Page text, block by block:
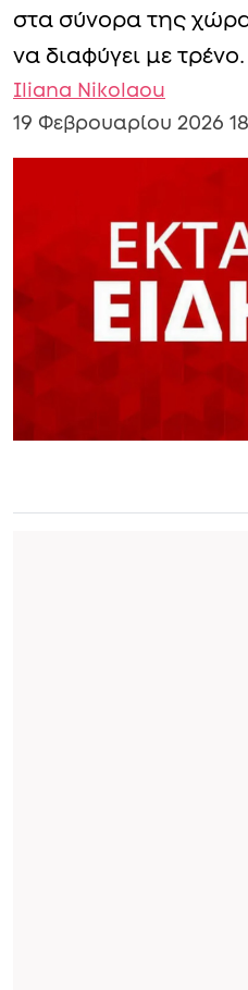
στα σύνορα της
να διαφύγει με τρένο.
Iliana Nikolaou
19 Φεβρουαρίου 2026